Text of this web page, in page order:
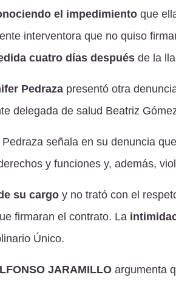
el impedimiento que
interventora que no quiso
cuatro días después de la
Pedraza presentó otra
delegada de salud Beatriz
señala en su denuncia
y funciones y, además,
su cargo y no trató con el
firmaran el contrato. La
Único.
JARAMILLO argumenta